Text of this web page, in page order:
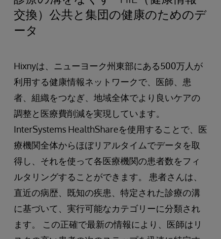
交換）公共と集団の健康のためのデ
ータ
Hixnyは、ニューヨーク州東部にある500万人が
利用する健康情報ネットワークで、医師、患
者、組織をつなぎ、地域全体でより良いケアの
調整と医療費削減を実現しています。
InterSystems HealthShareを使用することで、医
療機関全体からほぼリアルタイムでデータを取
得し、それを使って各医療機関の患者数をフィ
ルタリングすることができます。 患者さんは、
直近の病歴、既知の疾患、特定された診療の溝
に基づいて、実行可能なカテゴリーに分類され
ます。 この正確で最新の情報により、医師はリ